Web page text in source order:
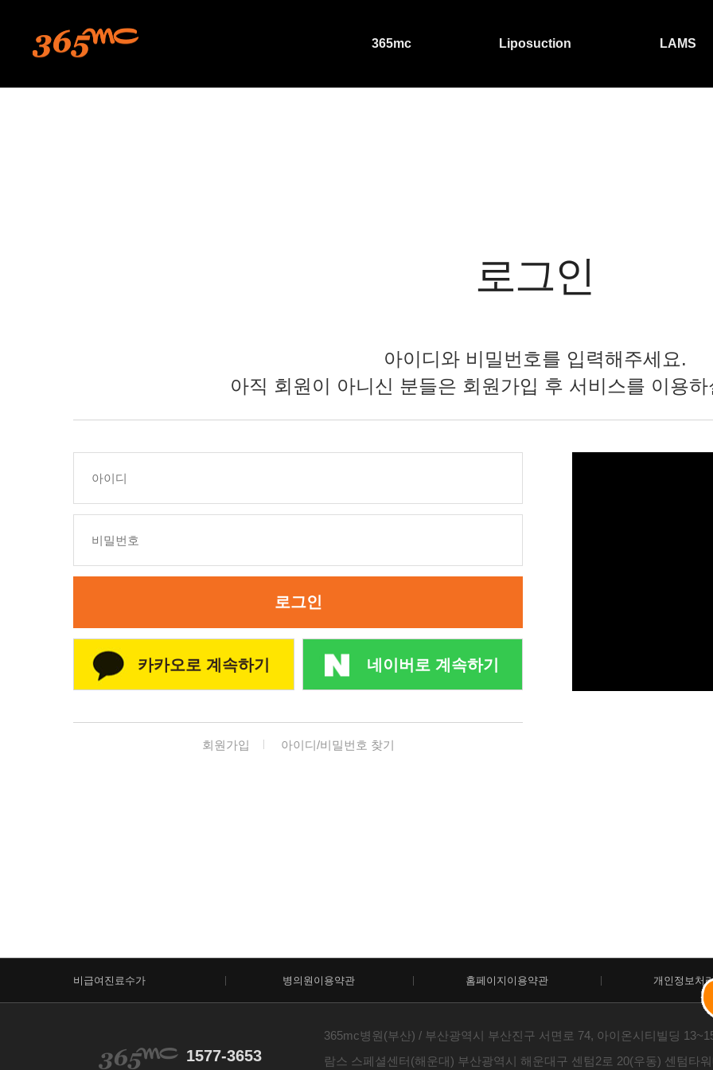
365mc Liposuction LAMS
로그인
아이디와 비밀번호를 입력해주세요.
아직 회원이 아니신 분들은 회원가입 후 서비스를 이용
로그인
카카오로 계속하기 네이버로 계속하기
회원가입 아이디/비밀번호 찾기
비급여진료수가 병의원이용약관 홈페이지이용약관 개인정보처
1577-3653
365mc병원(부산) / 부산광역시 부산진구 서면로 74, 아이온시티빌딩
람스 스페셜센터(해운대) 부산광역시 해운대구 센텀2로 20(우동) 센텀타